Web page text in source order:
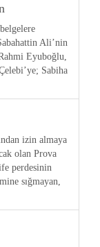
Ali’nin
Eyuboğlu,
Sabiha
izin almaya
olan Prova
perdesinin
sığmayan,